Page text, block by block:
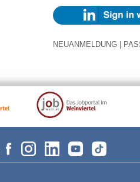
NEUANMELDUNG